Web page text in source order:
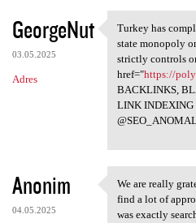
GeorgeNut
03.05.2025
Adres
Turkey has
Turkey has
state monopoly
strictly controls
href="https://
BACKLINKS,
LINK
Anonim
04.05.2025
We are really
We are really
find a lot of
was exactly